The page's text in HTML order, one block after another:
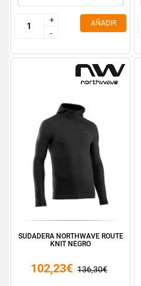
+
-
+
-
AÑADIR
SUDADERA NORTHWAVE ROUTE
KNIT NEGRO
102,23€ 136,30€